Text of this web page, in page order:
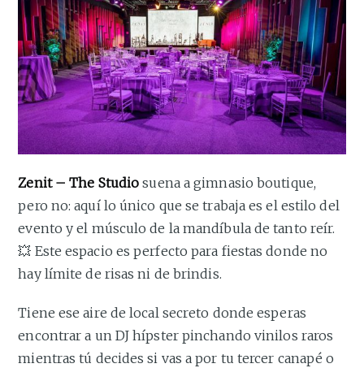
Zenit – The Studio suena a gimnasio boutique,
pero no: aquí lo único que se trabaja es el estilo del
evento y el músculo de la mandíbula de tanto reír.
💥 Este espacio es perfecto para fiestas donde no
hay límite de risas ni de brindis.
Tiene ese aire de local secreto donde esperas
encontrar a un DJ hípster pinchando vinilos raros
mientras tú decides si vas a por tu tercer canapé o